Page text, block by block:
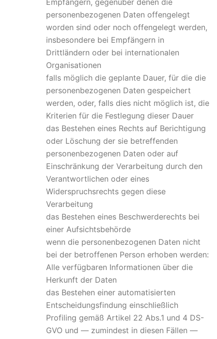
Empfängern, gegenüber denen die
personenbezogenen Daten offengelegt
worden sind oder noch offengelegt werden,
insbesondere bei Empfängern in
Drittländern oder bei internationalen
Organisationen
falls möglich die geplante Dauer, für die die
personenbezogenen Daten gespeichert
werden, oder, falls dies nicht möglich ist, die
Kriterien für die Festlegung dieser Dauer
das Bestehen eines Rechts auf Berichtigung
oder Löschung der sie betreffenden
personenbezogenen Daten oder auf
Einschränkung der Verarbeitung durch den
Verantwortlichen oder eines
Widerspruchsrechts gegen diese
Verarbeitung
das Bestehen eines Beschwerderechts bei
einer Aufsichtsbehörde
wenn die personenbezogenen Daten nicht
bei der betroffenen Person erhoben werden:
Alle verfügbaren Informationen über die
Herkunft der Daten
das Bestehen einer automatisierten
Entscheidungsfindung einschließlich
Profiling gemäß Artikel 22 Abs.1 und 4 DS-
GVO und — zumindest in diesen Fällen —